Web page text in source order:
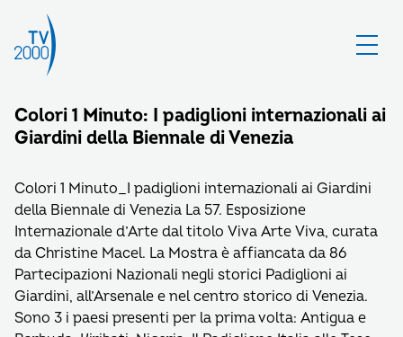
Colori 1 Minuto: I padiglioni internazionali ai
Giardini della Biennale di Venezia
Colori 1 Minuto_I padiglioni internazionali ai Giardini
della Biennale di Venezia La 57. Esposizione
Internazionale d’Arte dal titolo Viva Arte Viva, curata
da Christine Macel. La Mostra è affiancata da 86
Partecipazioni Nazionali negli storici Padiglioni ai
Giardini, all’Arsenale e nel centro storico di Venezia.
Sono 3 i paesi presenti per la prima volta: Antigua e